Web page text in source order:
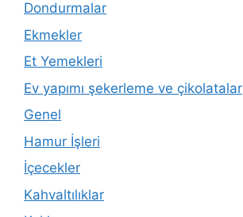
Dondurmalar
Ekmekler
Et Yemekleri
Ev yapımı şekerleme ve çikolatalar
Genel
Hamur İşleri
İçecekler
Kahvaltılıklar